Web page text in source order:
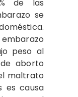
de las
se
peso al
aborto
maltrato
es causa